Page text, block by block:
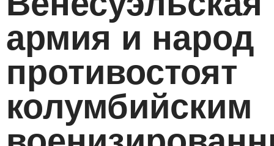
армия и народ
противостоят
колумбийским